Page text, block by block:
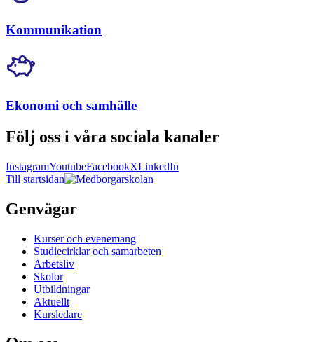
Kommunikation
Ekonomi och samhälle
Följ oss i våra sociala kanaler
InstagramYoutubeFacebookXLinkedIn
Till startsidan
Genvägar
Kurser och evenemang
Studiecirklar och samarbeten
Arbetsliv
Skolor
Utbildningar
Aktuellt
Kursledare